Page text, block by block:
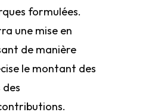
formulées.
une mise en
de manière
le montant des